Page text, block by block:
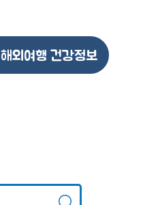
해외여행 건강정보